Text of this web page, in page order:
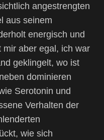
angestrengten
aus seinem
energisch und
mir aber egal, ich war
geklingelt, wo ist
dominieren
Serotonin und
Verhalten der
wie sich